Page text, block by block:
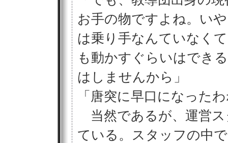
お手の物ですよね。い
は乗り手なんていなく
も動かすぐらいはでき
はしませんから」
「唐突に早口になった
当然であるが、運営ス
ている。スタッフの中